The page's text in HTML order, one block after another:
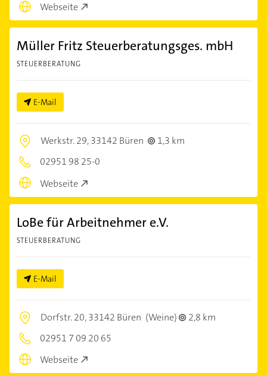
Webseite
Müller Fritz Steuerberatungsges. mbH
STEUERBERATUNG
E-Mail
Werkstr. 29,33142 Büren
1,3 km
02951 98 25-0
Webseite
LoBe für Arbeitnehmer e.V.
STEUERBERATUNG
E-Mail
Dorfstr. 20,33142 Büren (Weine)
2,8 km
02951 7 09 20 65
Webseite